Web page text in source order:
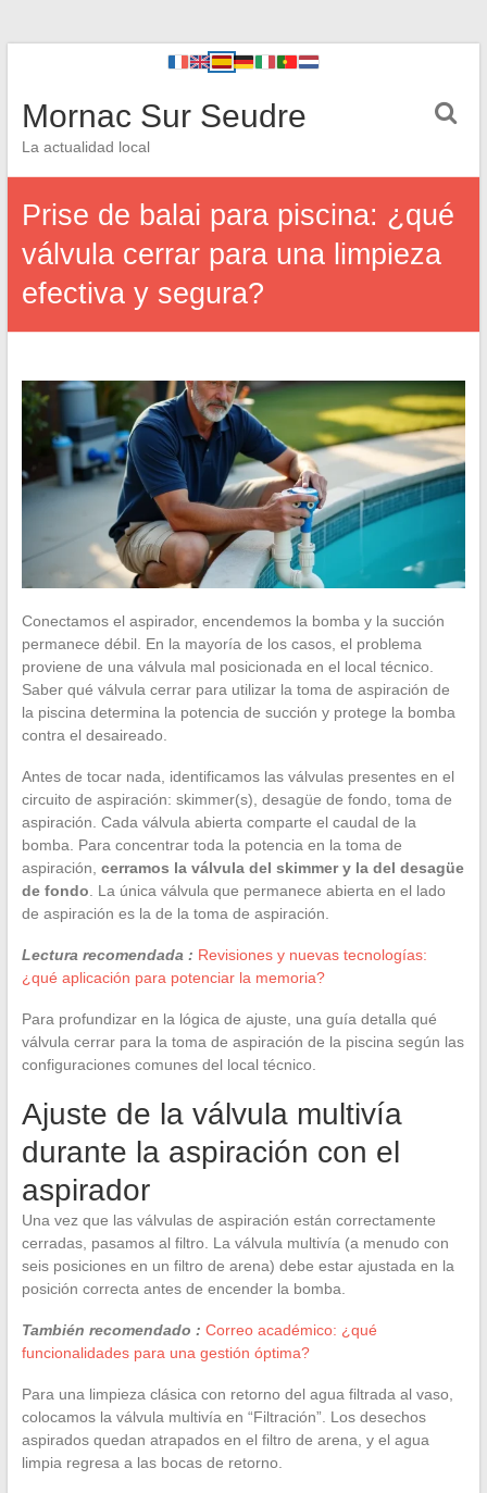
Mornac Sur Seudre
La actualidad local
Prise de balai para piscina: ¿qué
válvula cerrar para una limpieza
efectiva y segura?
Conectamos el aspirador, encendemos la bomba y la succión
permanece débil. En la mayoría de los casos, el problema
proviene de una válvula mal posicionada en el local técnico.
Saber qué válvula cerrar para utilizar la toma de aspiración de
la piscina determina la potencia de succión y protege la bomba
contra el desaireado.
Antes de tocar nada, identificamos las válvulas presentes en el
circuito de aspiración: skimmer(s), desagüe de fondo, toma de
aspiración. Cada válvula abierta comparte el caudal de la
bomba. Para concentrar toda la potencia en la toma de
aspiración, cerramos la válvula del skimmer y la del desagüe
de fondo . La única válvula que permanece abierta en el lado
de aspiración es la de la toma de aspiración.
Lectura recomendada : Revisiones y nuevas tecnologías:
¿qué aplicación para potenciar la memoria?
Para profundizar en la lógica de ajuste, una guía detalla qué
válvula cerrar para la toma de aspiración de la piscina según las
configuraciones comunes del local técnico.
Ajuste de la válvula multivía
durante la aspiración con el
aspirador
Una vez que las válvulas de aspiración están correctamente
cerradas, pasamos al filtro. La válvula multivía (a menudo con
seis posiciones en un filtro de arena) debe estar ajustada en la
posición correcta antes de encender la bomba.
También recomendado : Correo académico: ¿qué
funcionalidades para una gestión óptima?
Para una limpieza clásica con retorno del agua filtrada al vaso,
colocamos la válvula multivía en “Filtración”. Los desechos
aspirados quedan atrapados en el filtro de arena, y el agua
limpia regresa a las bocas de retorno.